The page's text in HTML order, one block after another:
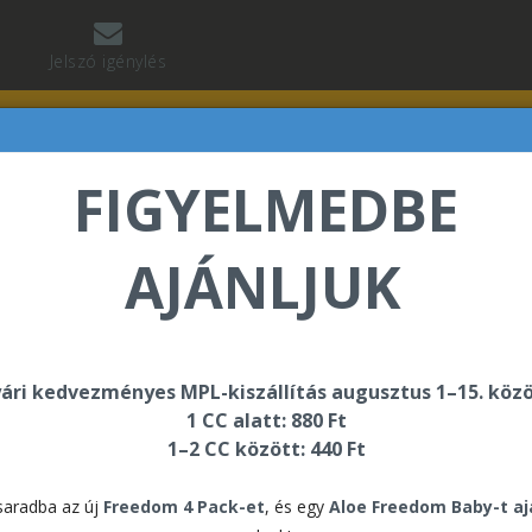
FIGYELMEDBE
AJÁNLJUK
kedvezményes MPL-kiszállítás augusztus 1–15.
1 CC alatt: 880 Ft
1–2 CC között: 440 Ft
az új Freedom 4 Pack-et, és egy Aloe Freedom Baby-t
Jelszó igénylés
HASZNÁLATÁRÓL